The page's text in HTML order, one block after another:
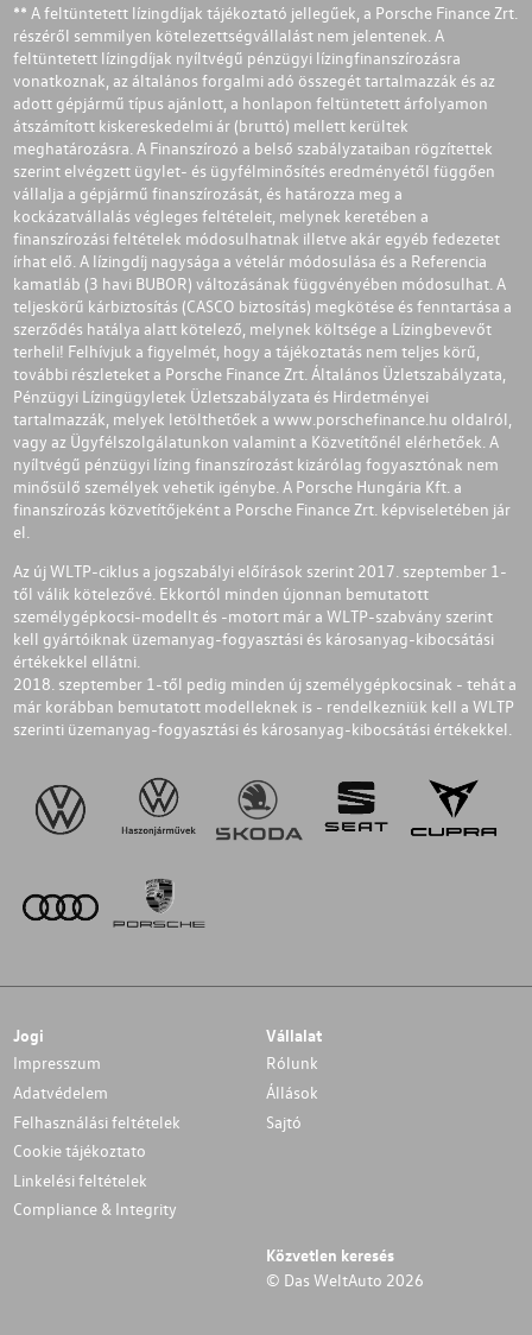
** A feltüntetett lízingdíjak tájékoztató jellegűek, a Porsche Finance Zrt.
részéről semmilyen kötelezettségvállalást nem jelentenek. A
feltüntetett lízingdíjak nyíltvégű pénzügyi lízingfinanszírozásra
vonatkoznak, az általános forgalmi adó összegét tartalmazzák és az
adott gépjármű típus ajánlott, a honlapon feltüntetett árfolyamon
átszámított kiskereskedelmi ár (bruttó) mellett kerültek
meghatározásra. A Finanszírozó a belső szabályzataiban rögzítettek
szerint elvégzett ügylet- és ügyfélminősítés eredményétől függően
vállalja a gépjármű finanszírozását, és határozza meg a
kockázatvállalás végleges feltételeit, melynek keretében a
finanszírozási feltételek módosulhatnak illetve akár egyéb fedezetet
írhat elő. A lízingdíj nagysága a vételár módosulása és a Referencia
kamatláb (3 havi BUBOR) változásának függvényében módosulhat. A
teljeskörű kárbiztosítás (CASCO biztosítás) megkötése és fenntartása a
szerződés hatálya alatt kötelező, melynek költsége a Lízingbevevőt
terheli! Felhívjuk a figyelmét, hogy a tájékoztatás nem teljes körű,
további részleteket a Porsche Finance Zrt. Általános Üzletszabályzata,
Pénzügyi Lízingügyletek Üzletszabályzata és Hirdetményei
tartalmazzák, melyek letölthetőek a www.porschefinance.hu oldalról,
vagy az Ügyfélszolgálatunkon valamint a Közvetítőnél elérhetőek. A
nyíltvégű pénzügyi lízing finanszírozást kizárólag fogyasztónak nem
minősülő személyek vehetik igénybe. A Porsche Hungária Kft. a
finanszírozás közvetítőjeként a Porsche Finance Zrt. képviseletében jár
el.
Az új WLTP-ciklus a jogszabályi előírások szerint 2017. szeptember 1-
től válik kötelezővé. Ekkortól minden újonnan bemutatott
személygépkocsi-modellt és -motort már a WLTP-szabvány szerint
kell gyártóiknak üzemanyag-fogyasztási és károsanyag-kibocsátási
értékekkel ellátni.
2018. szeptember 1-től pedig minden új személygépkocsinak - tehát a
már korábban bemutatott modelleknek is - rendelkezniük kell a WLTP
szerinti üzemanyag-fogyasztási és károsanyag-kibocsátási értékekkel.
Jogi
Impresszum
Adatvédelem
Felhasználási feltételek
Cookie tájékoztato
Linkelési feltételek
Compliance & Integrity
Vállalat
Rólunk
Állások
Sajtó
Közvetlen keresés
© Das WeltAuto 2026